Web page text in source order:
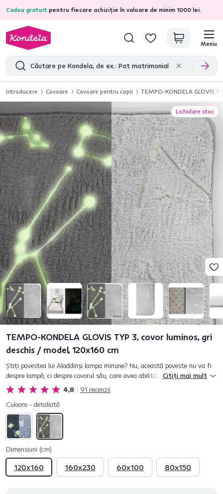
Cadou gratuit pentru fiecare achiziție în valoare de minim 1000 lei.
4,7 31.333recenzii de produs verificate
Meniu
Introducere Covoare Covoare pentru copii TEMPO-KONDELA GLOVIS
Lichidare stoc
TEMPO-KONDELA GLOVIS TYP 3, covor luminos, gri
deschis / model, 120x160 cm
4,8 91 recenzii
Ştiţi povestea lui Aladdinşi lampa minune? Nu, această poveste nu va fi
despre lampă, ci despre covorul său, care avea abilităţi supranaturale.
Deoarece lumea copiilor este jucăuşăşi plină de...
Citiți mai mult
Culoare - detaliată
Dimensiuni (cm)
120x160 160x230 60x100 80x150